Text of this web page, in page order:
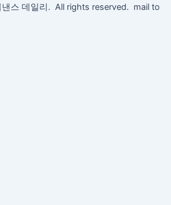
스 데일리. All rights reserved. mail to